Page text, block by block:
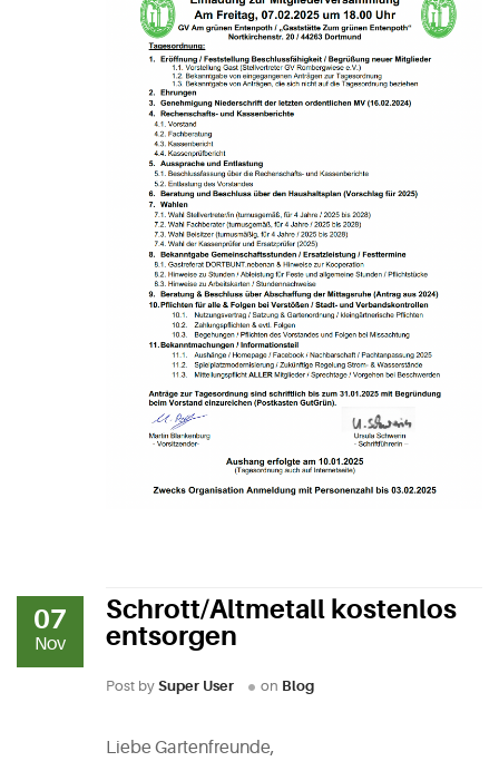
07
Nov
Schrott/Altmetall kostenlos
entsorgen
Post by Super User on Blog
Liebe Gartenfreunde,